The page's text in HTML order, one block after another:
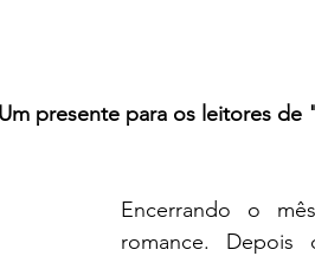
presente para os leitores de
Encerrando o
romance.